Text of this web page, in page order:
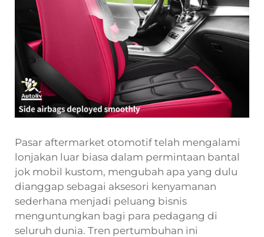
Pasar aftermarket otomotif telah mengalami
lonjakan luar biasa dalam permintaan bantal
jok mobil kustom, mengubah apa yang dulu
dianggap sebagai aksesori kenyamanan
sederhana menjadi peluang bisnis
menguntungkan bagi para pedagang di
seluruh dunia. Tren pertumbuhan ini